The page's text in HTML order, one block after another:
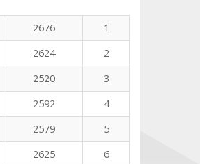
2676
1
2624
2
2520
3
2592
4
2579
5
2625
6